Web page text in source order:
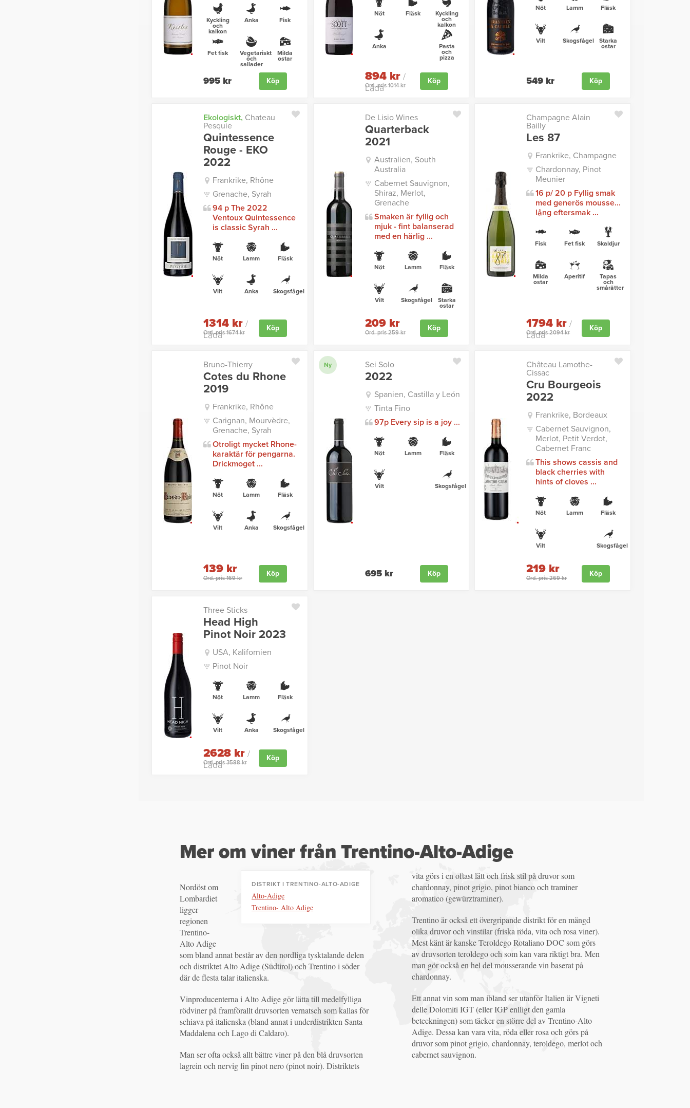
Kyckling
och
kalkon
Anka Fisk
Fet fisk Vegetariskt
och
sallader
Milda
ostar
995 kr Köp
Nöt Fläsk Kyckling
och
kalkon
Anka Pasta
och
pizza
Ord. pris 1014 kr
894 kr/
Låda
Köp
Nöt Lamm Fläsk
Vilt Skogsfågel Starka
ostar
549 kr Köp
Ekologiskt, Chateau
Pesquie
Quintessence
Rouge - EKO
2022
Frankrike, Rhône
Grenache, Syrah
94 p The 2022
Ventoux Quintessence
is classic Syrah ...
Nöt Lamm Fläsk
Vilt Anka Skogsfågel
Ord. pris 1674 kr
1314 kr /
Låda
Köp
De Lisio Wines
Quarterback
2021
Australien, South
Australia
Cabernet Sauvignon,
Shiraz, Merlot,
Grenache
Smaken är fyllig och
mjuk - fint balanserad
med en härlig ...
Nöt Lamm Fläsk
Vilt Skogsfågel Starka
ostar
Ord. pris 259 kr
209 kr Köp
Champagne Alain
Bailly
Les 87
Frankrike, Champagne
Chardonnay, Pinot
Meunier
16 p/ 20 p Fyllig smak
med generös mousse...
lång eftersmak ...
Fisk Fet fisk Skaldjur
Milda
ostar
Aperitif Tapas
och
smårätter
Ord. pris 2094 kr
1794 kr /
Låda
Köp
Bruno-Thierry
Cotes du Rhone
2019
Frankrike, Rhône
Carignan, Mourvèdre,
Grenache, Syrah
Otroligt mycket Rhone-
karaktär för pengarna.
Drickmoget ...
Nöt Lamm Fläsk
Vilt Anka Skogsfågel
Ord. pris 169 kr
139 kr Köp
Ny Sei Solo
2022
Spanien, Castilla y León
Tinta Fino
97p Every sip is a joy ...
Nöt Lamm Fläsk
Vilt Skogsfågel
695 kr Köp
Château Lamothe-
Cissac
Cru Bourgeois
2022
Frankrike, Bordeaux
Cabernet Sauvignon,
Merlot, Petit Verdot,
Cabernet Franc
This shows cassis and
black cherries with
hints of cloves ...
Nöt Lamm Fläsk
Vilt Skogsfågel
Ord. pris 269 kr
219 kr Köp
Three Sticks
Head High
Pinot Noir 2023
USA, Kalifornien
Pinot Noir
Nöt Lamm Fläsk
Vilt Anka Skogsfågel
Ord. pris 3588 kr
2628 kr /
Låda
Köp
Mer om viner från Trentino-Alto-Adige
DISTRIKT I TRENTINO-ALTO-ADIGE
Alto-Adige
Trentino- Alto Adige
Nordöst om
Lombardiet
ligger
regionen
Trentino-
Alto Adige
som bland annat består av den nordliga tysktalande delen
och distriktet Alto Adige (Südtirol) och Trentino i söder
där de flesta talar italienska.
Vinproducenterna i Alto Adige gör lätta till medelfylliga
rödviner på framförallt druvsorten vernatsch som kallas för
schiava på italienska (bland annat i underdistrikten Santa
Maddalena och Lago di Caldaro).
Man ser ofta också allt bättre viner på den blå druvsorten
lagrein och nervig fin pinot nero (pinot noir). Distriktets
vita görs i en oftast lätt och frisk stil på druvor som
chardonnay, pinot grigio, pinot bianco och traminer
aromatico (gewürztraminer).
Trentino är också ett övergripande distrikt för en mängd
olika druvor och vinstilar (friska röda, vita och rosa viner).
Mest känt är kanske Teroldego Rotaliano DOC som görs
av druvsorten teroldego och som kan vara riktigt bra. Men
man gör också en hel del mousserande vin baserat på
chardonnay.
Ett annat vin som man ibland ser utanför Italien är Vigneti
delle Dolomiti IGT (eller IGP enlligt den gamla
beteckningen) som täcker en större del av Trentino-Alto
Adige. Dessa kan vara vita, röda eller rosa och görs på
druvor som pinot grigio, chardonnay, teroldego, merlot och
cabernet sauvignon.